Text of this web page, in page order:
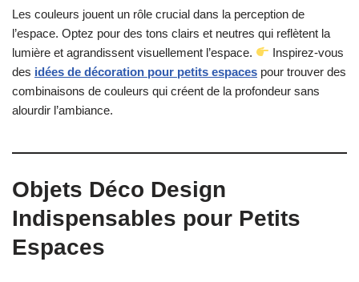
Les couleurs jouent un rôle crucial dans la perception de
l’espace. Optez pour des tons clairs et neutres qui reflètent la
lumière et agrandissent visuellement l’espace.
Inspirez-vous
des idées de décoration pour petits espaces pour trouver des
combinaisons de couleurs qui créent de la profondeur sans
alourdir l’ambiance.
Objets Déco Design
Indispensables pour Petits
Espaces